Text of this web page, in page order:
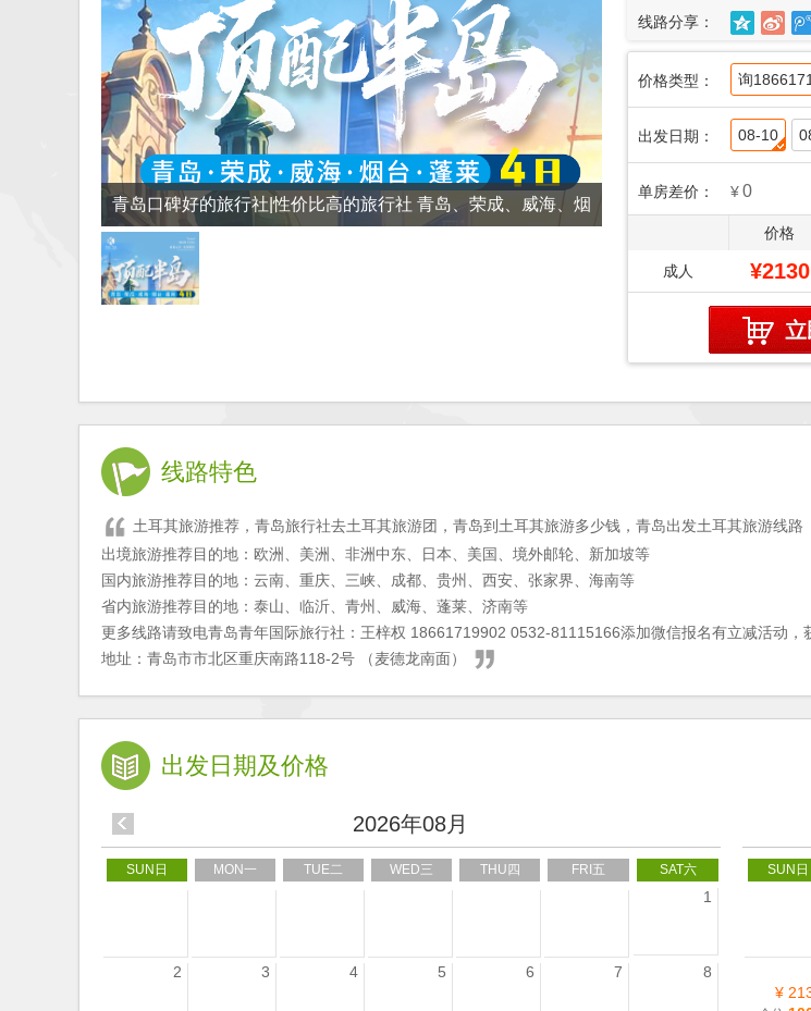
青岛口碑好的旅行社|性价比高的旅行社 青岛、荣成、威海、烟
台、蓬莱四日游w
线路分享：
价格类型： 询
出发日期： 08-10
单房差价： ¥0
价格
成人 ¥2130
线路特色
土耳其旅游推荐，青岛旅行社去土耳其旅游团，青岛到土耳其旅游多少钱，青岛出发土耳其旅游线路
出境旅游推荐目的地：欧洲、美洲、非洲中东、日本、美国、境外邮轮、新加坡等
国内旅游推荐目的地：云南、重庆、三峡、成都、贵州、西安、张家界、海南等
省内旅游推荐目的地：泰山、临沂、青州、威海、蓬莱、济南等
更多线路请致电青岛青年国际旅行社：王梓权 18661719902 0532-81115166添加微信报名有立减活动，
地址：青岛市市北区重庆南路118-2号 （麦德龙南面）
出发日期及价格
2026年08月
SUN日 MON一 TUE二 WED三 THU四 FRI五 SAT六
1
2 3 4 5 6 7 8
SUN日
¥